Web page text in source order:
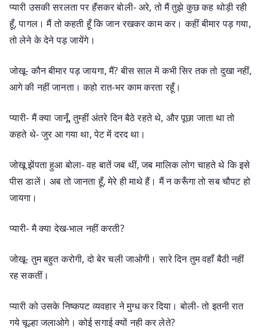
प्यारी उसकी सरलता पर हॅंसकर बोली- अरे, तो मैं तुझे कुछ कह थोड़ी रही
हूँ, पागल। मैं तो कहती हूँ कि जान रखकर काम कर। कहीं बीमार पड़ गया,
तो लेने के देने पड़ जायेंगे।
जोखू- कौन बीमार पड़ जायगा, मैं? बीस साल में कभी सिर तक तो दुखा नहीं,
आगे की नहीं जानता। कहो रात-भर काम करता रहूँ।
प्यारी- मैं क्या जानूँ, तुम्हीं अंतरे दिन बैठे रहते थे, और पूछा जाता था तो
कहते थे- जुर आ गया था, पेट में दरद था।
जोखू झेंपता हुआ बोला- वह बातें जब थीं, जब मालिक लोग चाहते थे कि इसे
पीस डालें। अब तो जानता हूँ, मेरे ही माथे हैं। मैं न करूँगा तो सब चौपट हो
जायगा।
प्यारी- मै क्या देख-भाल नहीं करती?
जोखू- तुम बहुत करोगी, दो बेर चली जाओगी। सारे दिन तुम वहाँ बैठी नहीं
रह सकतीं।
प्यारी को उसके निष्कपट व्यवहार ने मुग्ध कर दिया। बोली- तो इतनी रात
गये चूल्हा जलाओगे। कोई सगाई क्यों नही कर लेते?